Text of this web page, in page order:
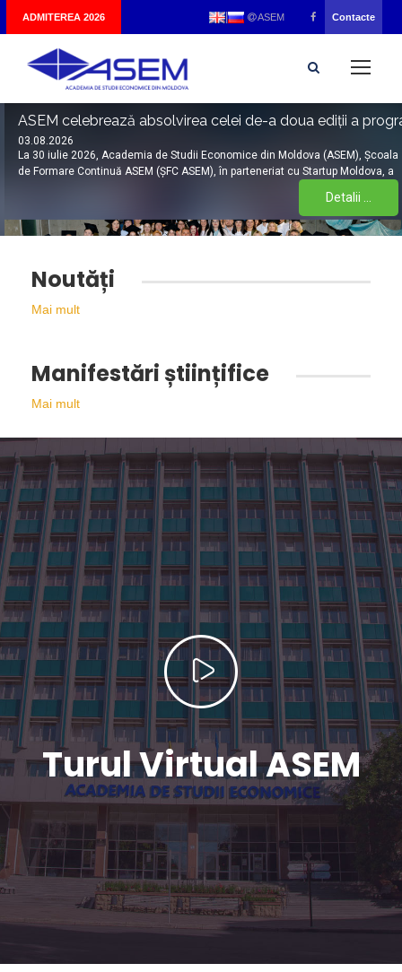
ADMITEREA 2026 ASEM Contacte
ASEM celebrează absolvirea celei de-a doua ediții a
03.08.2026
La 30 iulie 2026, Academia de Studii Economice din Moldova (ASEM), Școala
de Formare Continuă ASEM (ȘFC ASEM), în parteneriat cu Startup Moldova, a
Detalii ...
Studenții ASEM își dezvoltă competențele financiare la
30.07.2026
În perioada 25 iulie – 2 august 2026, studenți și masteranzi ai Academiei de
Studii Economice din Moldova participă la cea de-a VI-a ediție a programului
Detalii ...
Noutăți
Mai mult
Manifestări științifice
Mai mult
Turul Virtual ASEM